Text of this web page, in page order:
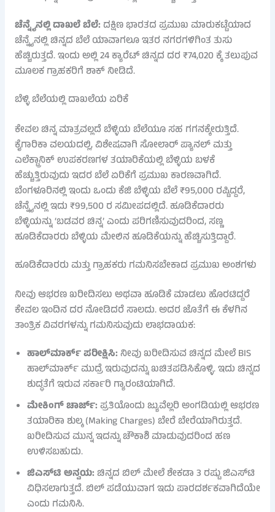
ಚೆನ್ನೈನಲ್ಲಿ ದಾಖಲೆ ಬೆಲೆ: ದಕ್ಷಿಣ ಭಾರತದ ಪ್ರಮುಖ ಮಾರುಕಟ್ಟೆಯಾದ
ಚೆನ್ನೈನಲ್ಲಿ ಚಿನ್ನದ ಬೆಲೆ ಯಾವಾಗಲೂ ಇತರ ನಗರಗಳಿಗಿಂತ ತುಸು
ಹೆಚ್ಚಿರುತ್ತದೆ. ಇಂದು ಅಲ್ಲಿ 24 ಕ್ಯಾರೆಟ್ ಚಿನ್ನದ ದರ ₹74,020 ಕ್ಕೆ ತಲುಪುವ
ಮೂಲಕ ಗ್ರಾಹಕರಿಗೆ ಶಾಕ್ ನೀಡಿದೆ.
ಬೆಳ್ಳಿ ಬೆಲೆಯಲ್ಲಿ ದಾಖಲೆಯ ಏರಿಕೆ
ಕೇವಲ ಚಿನ್ನ ಮಾತ್ರವಲ್ಲದೆ ಬೆಳ್ಳಿಯ ಬೆಲೆಯೂ ಸಹ ಗಗನಕ್ಕೇರುತ್ತಿದೆ.
ಕೈಗಾರಿಕಾ ವಲಯದಲ್ಲಿ, ವಿಶೇಷವಾಗಿ ಸೋಲಾರ್ ಪ್ಯಾನಲ್ ಮತ್ತು
ಎಲೆಕ್ಟ್ರಾನಿಕ್ ಉಪಕರಣಗಳ ತಯಾರಿಕೆಯಲ್ಲಿ ಬೆಳ್ಳಿಯ ಬಳಕೆ
ಹೆಚ್ಚುತ್ತಿರುವುದು ಇದರ ಬೆಲೆ ಏರಿಕೆಗೆ ಪ್ರಮುಖ ಕಾರಣವಾಗಿದೆ.
ಬೆಂಗಳೂರಿನಲ್ಲಿ ಇಂದು ಒಂದು ಕೆಜಿ ಬೆಳ್ಳಿಯ ಬೆಲೆ ₹95,000 ರಷ್ಟಿದ್ದರೆ,
ಚೆನ್ನೈನಲ್ಲಿ ಇದು ₹99,500 ರ ಸಮೀಪದಲ್ಲಿದೆ. ಹೂಡಿಕೆದಾರರು
ಬೆಳ್ಳಿಯನ್ನು ‘ಬಡವರ ಚಿನ್ನ’ ಎಂದು ಪರಿಗಣಿಸುವುದರಿಂದ, ಸಣ್ಣ
ಹೂಡಿಕೆದಾರರು ಬೆಳ್ಳಿಯ ಮೇಲಿನ ಹೂಡಿಕೆಯನ್ನು ಹೆಚ್ಚಿಸುತ್ತಿದ್ದಾರೆ.
ಹೂಡಿಕೆದಾರರು ಮತ್ತು ಗ್ರಾಹಕರು ಗಮನಿಸಬೇಕಾದ ಪ್ರಮುಖ ಅಂಶಗಳು
ನೀವು ಆಭರಣ ಖರೀದಿಸಲು ಅಥವಾ ಹೂಡಿಕೆ ಮಾಡಲು ಹೊರಟಿದ್ದರೆ
ಕೇವಲ ಇಂದಿನ ದರ ನೋಡಿದರೆ ಸಾಲದು. ಅದರ ಜೊತೆಗೆ ಈ ಕೆಳಗಿನ
ತಾಂತ್ರಿಕ ವಿವರಗಳನ್ನು ಗಮನಿಸುವುದು ಲಾಭದಾಯಕ:
ಹಾಲ್‌ಮಾರ್ಕ್ ಪರೀಕ್ಷಿಸಿ:ನೀವು ಖರೀದಿಸುವ ಚಿನ್ನದ ಮೇಲೆ BIS
ಹಾಲ್‌ಮಾರ್ಕ್ ಮುದ್ರೆ ಇರುವುದನ್ನು ಖಚಿತಪಡಿಸಿಕೊಳ್ಳಿ. ಇದು ಚಿನ್ನದ
ಶುದ್ಧತೆಗೆ ಇರುವ ಸರ್ಕಾರಿ ಗ್ಯಾರಂಟಿಯಾಗಿದೆ.
ಮೇಕಿಂಗ್ ಚಾರ್ಜ್:ಪ್ರತಿಯೊಂದು ಜ್ಯುವೆಲ್ಲರಿ ಅಂಗಡಿಯಲ್ಲಿ ಆಭರಣ
ತಯಾರಿಕಾ ಶುಲ್ಕ (Making Charges) ಬೇರೆ ಬೇರೆಯಾಗಿರುತ್ತದೆ.
ಖರೀದಿಸುವ ಮುನ್ನ ಇದನ್ನು ಚೌಕಾಶಿ ಮಾಡುವುದರಿಂದ ಹಣ
ಉಳಿಸಬಹುದು.
ಜಿಎಸ್‌ಟಿ ಅನ್ವಯ:ಚಿನ್ನದ ಬಿಲ್ ಮೇಲೆ ಶೇಕಡಾ 3 ರಷ್ಟು ಜಿಎಸ್‌ಟಿ
ವಿಧಿಸಲಾಗುತ್ತದೆ. ಬಿಲ್ ಪಡೆಯುವಾಗ ಇದು ಪಾರದರ್ಶಕವಾಗಿದೆಯೇ
ಎಂದು ಗಮನಿಸಿ.